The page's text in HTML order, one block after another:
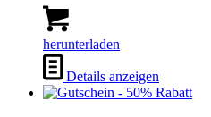
herunterladen
Details anzeigen